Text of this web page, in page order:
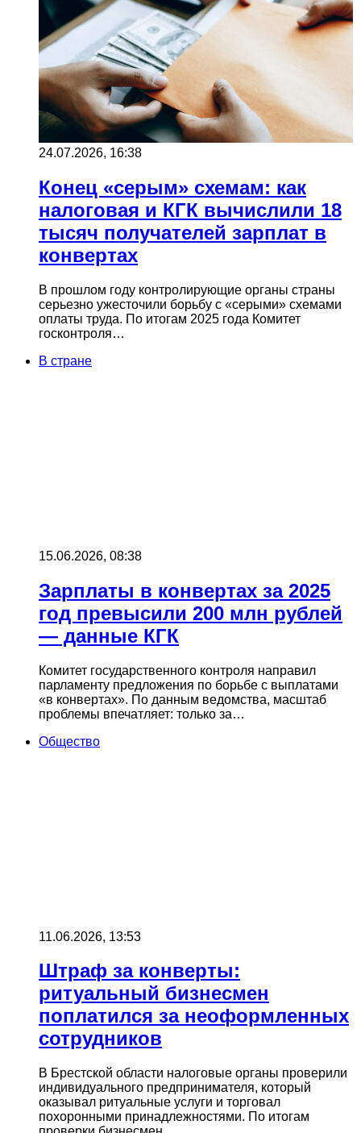
24.07.2026, 16:38
Конец «серым» схемам: как
налоговая и КГК вычислили 18
тысяч получателей зарплат в
конвертах
В прошлом году контролирующие органы страны
серьезно ужесточили борьбу с «серыми» схемами
оплаты труда. По итогам 2025 года Комитет
госконтроля…
В стране
15.06.2026, 08:38
Зарплаты в конвертах за 2025
год превысили 200 млн рублей
— данные КГК
Комитет государственного контроля направил
парламенту предложения по борьбе с выплатами
«в конвертах». По данным ведомства, масштаб
проблемы впечатляет: только за…
Общество
11.06.2026, 13:53
Штраф за конверты:
ритуальный бизнесмен
поплатился за неоформленных
сотрудников
В Брестской области налоговые органы проверили
индивидуального предпринимателя, который
оказывал ритуальные услуги и торговал
похоронными принадлежностями. По итогам